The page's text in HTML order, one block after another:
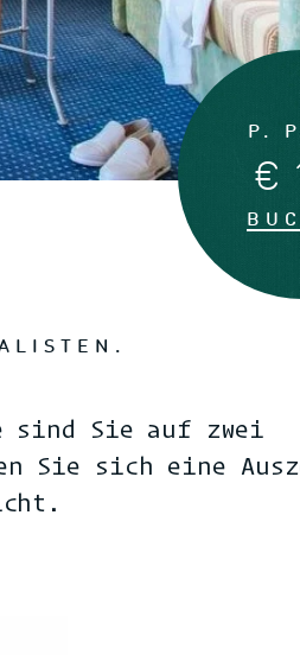
P.
€
sind Sie auf zwei
Sie sich eine